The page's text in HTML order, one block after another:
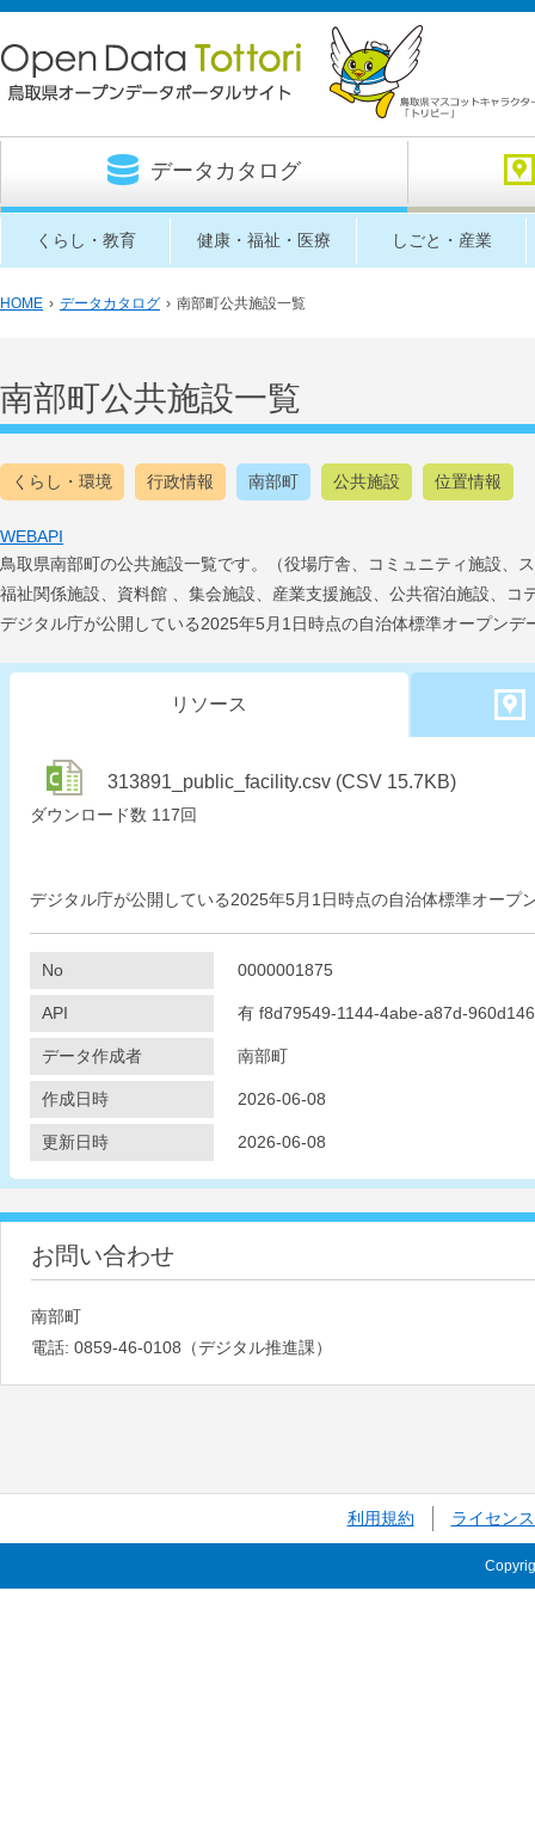
データカタログ
くらし・教育 健康・福祉・医療 しごと・産業
HOME › データカタログ › 南部町公共施設一覧
南部町公共施設一覧
くらし・環境 行政情報 南部町 公共施設 位置情報
WEBAPI
鳥取県南部町の公共施設一覧です。（役場庁舎、コミュニティ施設、
福祉関係施設、資料館 、集会施設、産業支援施設、公共宿泊施設、
デジタル庁が公開している2025年5月1日時点の自治体標準オープン
リソース
313891_public_facility.csv (CSV 15.7KB)
ダウンロード数 117回
デジタル庁が公開している2025年5月1日時点の自治体標準オープ
No 0000001875
API 有 f8d79549-1144-4abe-a87d-
データ作成者 南部町
作成日時 2026-06-08
更新日時 2026-06-08
お問い合わせ
南部町
電話: 0859-46-0108（デジタル推進課）
利用規約 ライセン